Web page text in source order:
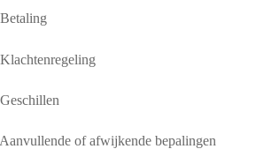
of afwijkende bepalingen